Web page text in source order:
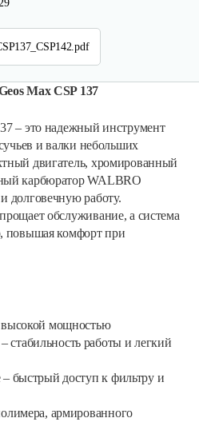
Max CSP 137
– это надежный инструмент
и валки небольших
двигатель, хромированный
карбюратор WALBRO
долговечную работу.
обслуживание, а система
повышая комфорт при
мощностью
работы и легкий
быстрый доступ к фильтру и
армированного